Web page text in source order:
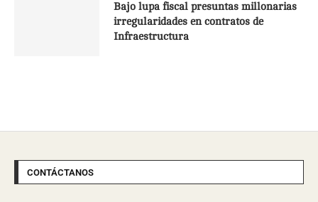
Bajo lupa fiscal presuntas millonarias
irregularidades en contratos de
Infraestructura
CONTÁCTANOS